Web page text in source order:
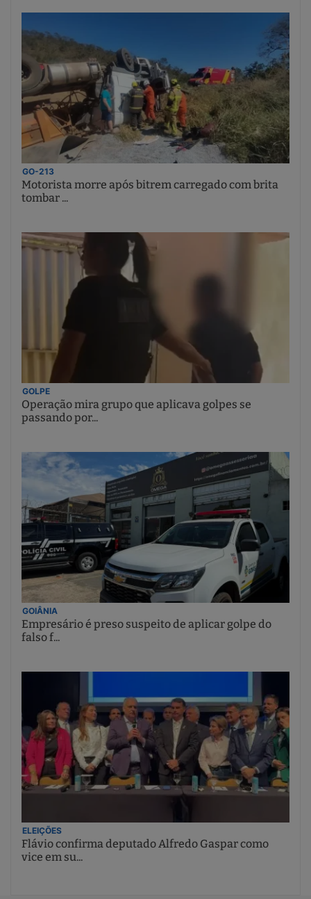
GO-213
Motorista morre após bitrem carregado com brita
tombar ...
GOLPE
Operação mira grupo que aplicava golpes se
passando por...
GOIÂNIA
Empresário é preso suspeito de aplicar golpe do
falso f...
ELEIÇÕES
Flávio confirma deputado Alfredo Gaspar como
vice em su...